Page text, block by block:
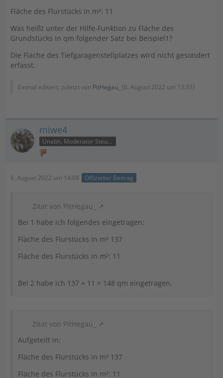
Fläche des Flurstücks in m²: 11
Was heißt unter der Hilfe-Funktion zu Fläche des
Grundstücks in qm folgender Satz bei Beispiel1?
Die Fläche des Tiefgaragenstellplatzes wird nicht gesondert
erfasst.
Einmal editiert, zuletzt von PitHegau_ (6. August 2022 um 13:31 )
miwe4
Unabh. Moderator Steuer
6. August 2022 um 14:08 Offizieller Beitrag
Zitat von PitHegau_
Bei 1 habe ich folgendes eingetragen:
Fläche des Flurstücks in m² 137
Fläche des Flurstücks in m²: 11
Bei 2 habe ich 137 + 11 = 148 qm eingetragen.
Zitat von PitHegau_
Aufgeteilt in:
Fläche des Flurstücks in m² 137
Fläche des Flurstücks in m²: 11